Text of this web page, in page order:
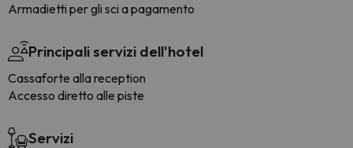
Armadietti per gli sci a pagamento
Principali servizi dell'hotel
Cassaforte alla reception
Accesso diretto alle piste
Servizi